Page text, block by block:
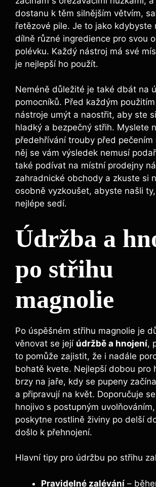
dostanu k těm⁣ silnějším větvím,
řetězové pile. Je to ⁢jako ⁣kdybyste
dílně různé ingredience pro svou
polévku. Každý nástroj má své
je ​nejlepší ho ⁣použít.
Neméně důležité je také dbát na
pomocníků. Před každým
nástroje umýt‍ a naostřit,‌ aby ste‌
hladký a bezpečný⁣ střih. Myslete
⁢předehřívání trouby před ‌pečením
něj se‍ vám výsledek nemusí
také podívat na místní prodejny
zahradnické obchody a zkuste⁤ si⁢
osobně vyzkoušet, abyste našli
‌nejlépe‌ sedí.
Údržba ‍a
po ‌střihu
magnolie
Po úspěšném střihu‌ magnolie‍ je
věnovat se její údržbě a hnojení,
to pomůže​ zajistit, že⁤ i nadále
bohatě kvete. Nejlepší ⁣dobou pro
brzy na jaře, kdy​ se pupeny
a‍ připravují na⁣ květ. Doporučuje
hnojivo s postupným
‍poskytne rostlině ⁢živiny po delší
došlo k⁢ přehnojení.
Hlavní tipy pro údržbu po střihu‍
Pravidelné‍ zalévání ⁢–